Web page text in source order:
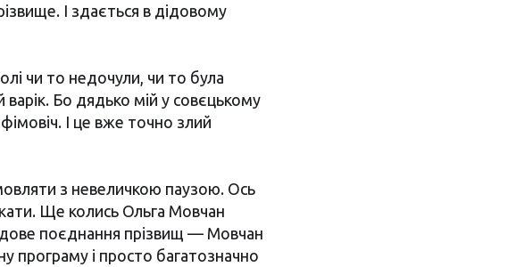
І здається в дідовому
чи то недочули, чи то була
варік. Бо дядько мій у совєцькому
І це вже точно злий
з невеличкою паузою. Ось
Ще колись Ольга Мовчан
поєднання прізвищ — Мовчан
програму і просто багатозначно